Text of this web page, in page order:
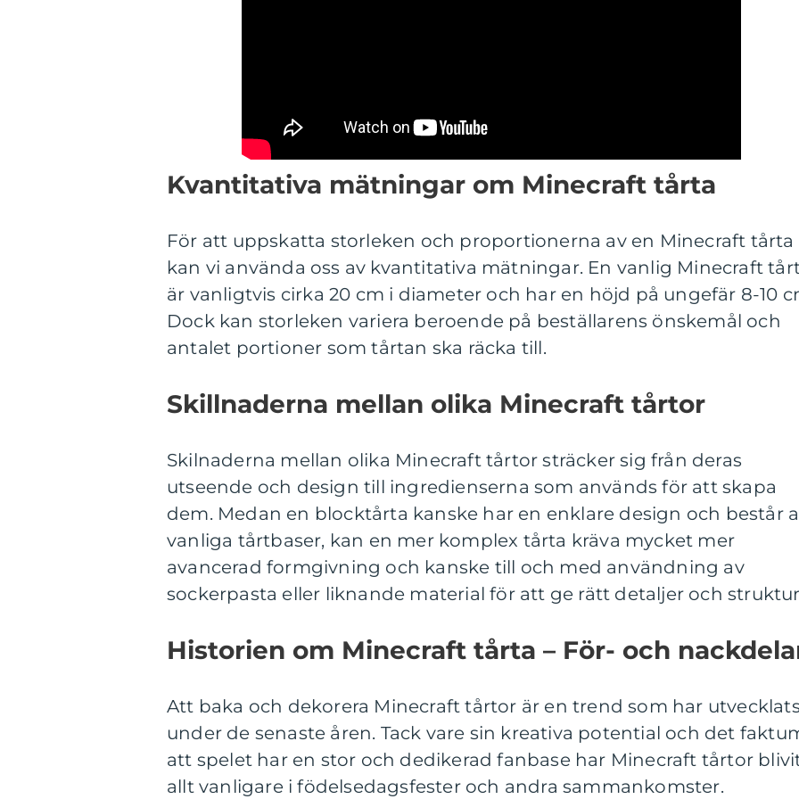
Kvantitativa mätningar om Minecraft tårta
För att uppskatta storleken och proportionerna av en Minecraft tårta
kan vi använda oss av kvantitativa mätningar. En vanlig Minecraft
är vanligtvis cirka 20 cm i diameter och har en höjd på ungefär 8-10
Dock kan storleken variera beroende på beställarens önskemål och
antalet portioner som tårtan ska räcka till.
Skillnaderna mellan olika Minecraft tårtor
Skilnaderna mellan olika Minecraft tårtor sträcker sig från deras
utseende och design till ingredienserna som används för att skapa
dem. Medan en blocktårta kanske har en enklare design och består
vanliga tårtbaser, kan en mer komplex tårta kräva mycket mer
avancerad formgivning och kanske till och med användning av
sockerpasta eller liknande material för att ge rätt detaljer och
Historien om Minecraft tårta – För- och
Att baka och dekorera Minecraft tårtor är en trend som har utvecklats
under de senaste åren. Tack vare sin kreativa potential och det
att spelet har en stor och dedikerad fanbase har Minecraft tårtor
allt vanligare i födelsedagsfester och andra sammankomster.